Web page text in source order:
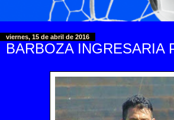
viernes, 15 de abril de 2016
BARBOZA INGRESARIA